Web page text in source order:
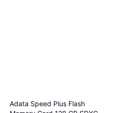
Adata Speed Plus Flash